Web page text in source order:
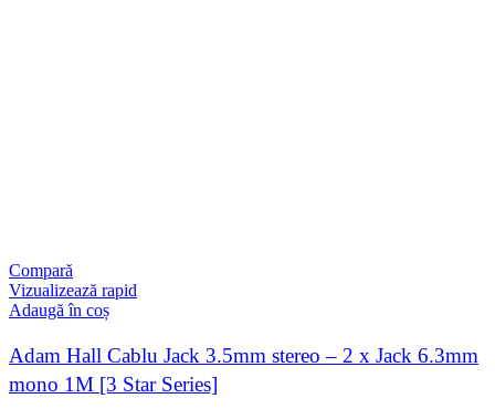
Compară
Vizualizează rapid
Adaugă în coș
Adam Hall Cablu Jack 3.5mm stereo – 2 x Jack 6.3mm
mono 1M [3 Star Series]